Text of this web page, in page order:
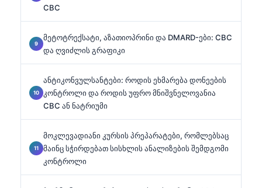
CBC
მეტოტრექსატი, აზათიოპრინი და DMARD-ები: CBC
და ღვიძლის გრაფიკი
ანტიკონვულსანტები: როდის ეხმარება დონეების
კონტროლი და როდის უფრო მნიშვნელოვანია
CBC ან ნატრიუმი
მოკლევადიანი კურსის პრეპარატები, რომლებსაც
მაინც სჭირდებათ სისხლის ანალიზების შემდგომი
კონტროლი